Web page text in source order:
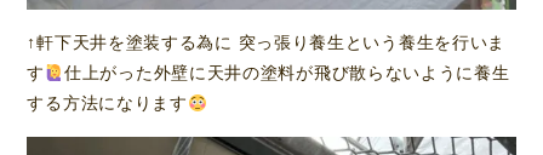
↑軒下天井を塗装する為に 突っ張り養生という養生を行いま
す
仕上がった外壁に天井の塗料が飛び散らないように養生
する方法になります